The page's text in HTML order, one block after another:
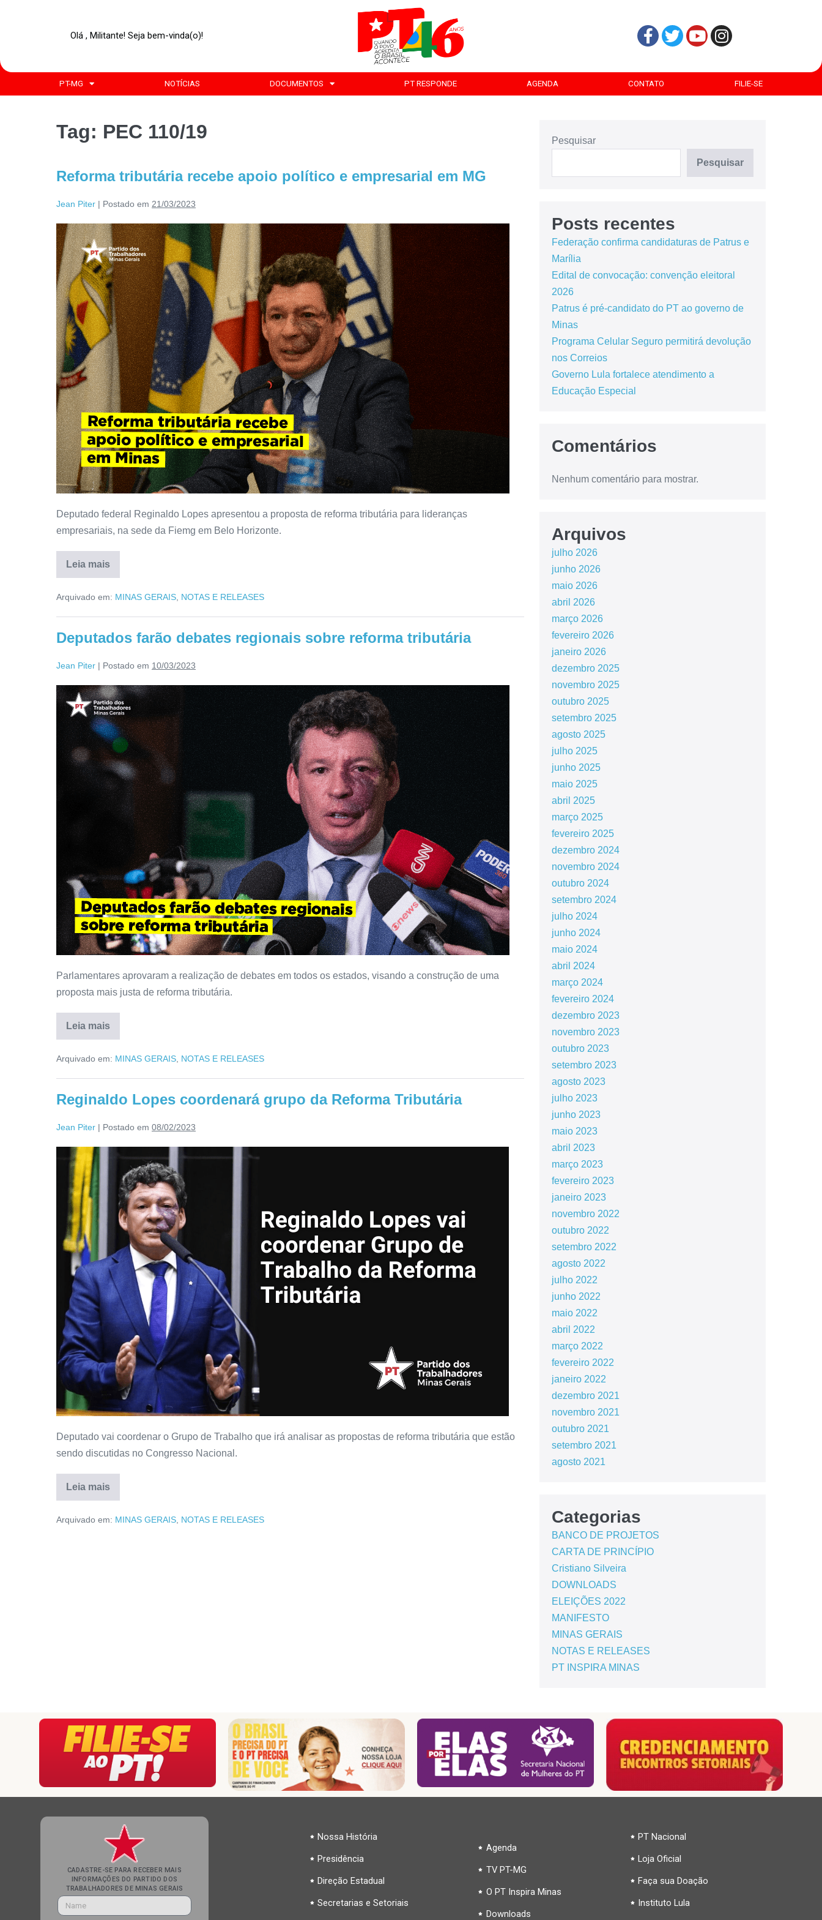
Olá , Militante! Seja bem-vinda(o)!
PT-MG NOTÍCIAS DOCUMENTOS PT RESPONDE AGENDA CONTATO FILIE-SE
Tag: PEC 110/19
Reforma tributária recebe apoio político e empresarial em MG
Jean Piter | Postado em 21/03/2023
Deputado federal Reginaldo Lopes apresentou a proposta de reforma tributária para lideranças
empresariais, na sede da Fiemg em Belo Horizonte.
Leia mais
Arquivado em: MINAS GERAIS NOTAS E RELEASES
Deputados farão debates regionais sobre reforma tributária
Jean Piter | Postado em 10/03/2023
Parlamentares aprovaram a realização de debates em todos os estados, visando a construção de uma
proposta mais justa de reforma tributária.
Leia mais
Arquivado em: MINAS GERAIS NOTAS E RELEASES
Reginaldo Lopes coordenará grupo da Reforma Tributária
Jean Piter | Postado em 08/02/2023
Deputado vai coordenar o Grupo de Trabalho que irá analisar as propostas de reforma tributária que estão
sendo discutidas no Congresso Nacional.
Leia mais
Arquivado em: MINAS GERAIS NOTAS E RELEASES
Pesquisar
Pesquisar
Posts recentes
Federação confirma candidaturas de Patrus e
Marília
Edital de convocação: convenção eleitoral
2026
Patrus é pré-candidato do PT ao governo de
Minas
Programa Celular Seguro permitirá devolução
nos Correios
Governo Lula fortalece atendimento a
Educação Especial
Comentários
Nenhum comentário para mostrar.
Arquivos
julho 2026
junho 2026
maio 2026
abril 2026
março 2026
fevereiro 2026
janeiro 2026
dezembro 2025
novembro 2025
outubro 2025
setembro 2025
agosto 2025
julho 2025
junho 2025
maio 2025
abril 2025
março 2025
fevereiro 2025
dezembro 2024
novembro 2024
outubro 2024
setembro 2024
julho 2024
junho 2024
maio 2024
abril 2024
março 2024
fevereiro 2024
dezembro 2023
novembro 2023
outubro 2023
setembro 2023
agosto 2023
julho 2023
junho 2023
maio 2023
abril 2023
março 2023
fevereiro 2023
janeiro 2023
novembro 2022
outubro 2022
setembro 2022
agosto 2022
julho 2022
junho 2022
maio 2022
abril 2022
março 2022
fevereiro 2022
janeiro 2022
dezembro 2021
novembro 2021
outubro 2021
setembro 2021
agosto 2021
Categorias
BANCO DE PROJETOS
CARTA DE PRINCÍPIO
Cristiano Silveira
DOWNLOADS
ELEIÇÕES 2022
MANIFESTO
MINAS GERAIS
NOTAS E RELEASES
PT INSPIRA MINAS
CADASTRE-SE PARA RECEBER MAIS
INFORMAÇÕES DO PARTIDO DOS
TRABALHADORES DE MINAS GERAIS
Nossa História
Presidência
Direção Estadual
Secretarias e Setoriais
Agenda
TV PT-MG
O PT Inspira Minas
Downloads
PT Nacional
Loja Oficial
Faça sua Doação
Instituto Lula